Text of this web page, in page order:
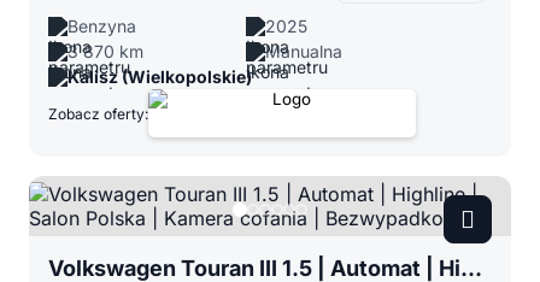
Benzyna
2025
3 870 km
Manualna
Kalisz (Wielkopolskie)
Zobacz oferty:
Volkswagen Touran III 1.5 | Automat | Highline | Salon Polska | Kamera cofania | Bezwypadkowy!